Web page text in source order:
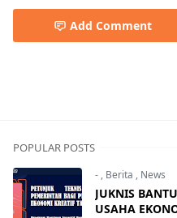
Add Comment
POPULAR POSTS
- , Berita , News
JUKNIS
USAHA